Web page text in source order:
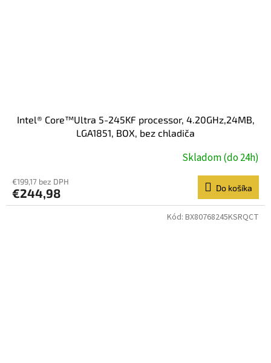
Intel® Core™Ultra 5-245KF processor, 4.20GHz,24MB,
LGA1851, BOX, bez chladiča
Skladom (do 24h)
€199,17 bez DPH
€244,98 Do košíka
Kód: BX80768245KSRQCT